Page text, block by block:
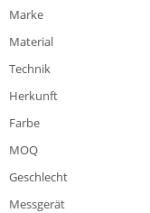
Marke
Material
Technik
Herkunft
Farbe
MOQ
Geschlecht
Messgerät